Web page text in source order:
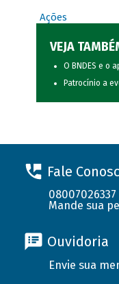
Ações
VEJA
O BNDES e o
Patrocínio a
Fale
08007026337
Mande sua
Ouvidoria
Envie sua